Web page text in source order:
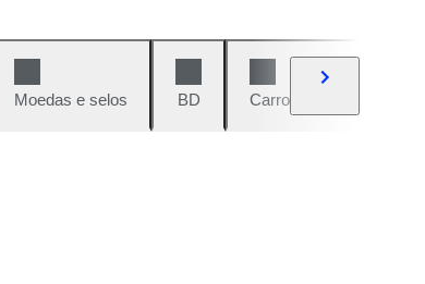
Moedas e selos BD Carros e motos